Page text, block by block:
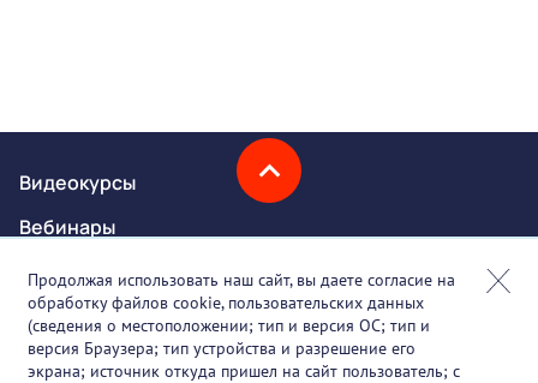
Видеокурсы
Вебинары
Онлайн-события
Партнеры
О проекте
Продолжая использовать наш сайт, вы даете согласие на
обработку файлов cookie, пользовательских данных
(сведения о местоположении; тип и версия ОС; тип и
версия Браузера; тип устройства и разрешение его
экрана; источник откуда пришел на сайт пользователь; с